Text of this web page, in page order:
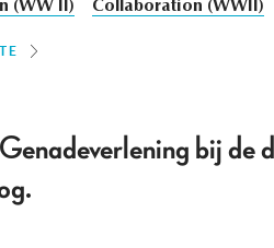
(WW II) Collaboration (WWII)
bij de